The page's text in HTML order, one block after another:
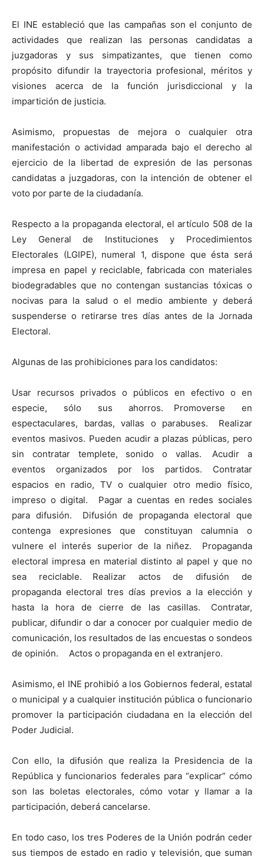
El INE estableció que las campañas son el conjunto de
actividades que realizan las personas candidatas a
juzgadoras y sus simpatizantes, que tienen como
propósito difundir la trayectoria profesional, méritos y
visiones acerca de la función jurisdiccional y la
impartición de justicia.
Asimismo, propuestas de mejora o cualquier otra
manifestación o actividad amparada bajo el derecho al
ejercicio de la libertad de expresión de las personas
candidatas a juzgadoras, con la intención de obtener el
voto por parte de la ciudadanía.
Respecto a la propaganda electoral, el artículo 508 de la
Ley General de Instituciones y Procedimientos
Electorales (LGIPE), numeral 1, dispone que ésta será
impresa en papel y reciclable, fabricada con materiales
biodegradables que no contengan sustancias tóxicas o
nocivas para la salud o el medio ambiente y deberá
suspenderse o retirarse tres días antes de la Jornada
Electoral.
Algunas de las prohibiciones para los candidatos:
Usar recursos privados o públicos en efectivo o en
especie, sólo sus ahorros. Promoverse en
espectaculares, bardas, vallas o parabuses. Realizar
eventos masivos. Pueden acudir a plazas públicas, pero
sin contratar templete, sonido o vallas. Acudir a
eventos organizados por los partidos. Contratar
espacios en radio, TV o cualquier otro medio físico,
impreso o digital. Pagar a cuentas en redes sociales
para difusión. Difusión de propaganda electoral que
contenga expresiones que constituyan calumnia o
vulnere el interés superior de la niñez. Propaganda
electoral impresa en material distinto al papel y que no
sea reciclable. Realizar actos de difusión de
propaganda electoral tres días previos a la elección y
hasta la hora de cierre de las casillas. Contratar,
publicar, difundir o dar a conocer por cualquier medio de
comunicación, los resultados de las encuestas o sondeos
de opinión. Actos o propaganda en el extranjero.
Asimismo, el INE prohibió a los Gobiernos federal, estatal
o municipal y a cualquier institución pública o funcionario
promover la participación ciudadana en la elección del
Poder Judicial.
Con ello, la difusión que realiza la Presidencia de la
República y funcionarios federales para “explicar” cómo
son las boletas electorales, cómo votar y llamar a la
participación, deberá cancelarse.
En todo caso, los tres Poderes de la Unión podrán ceder
sus tiempos de estado en radio y televisión, que suman